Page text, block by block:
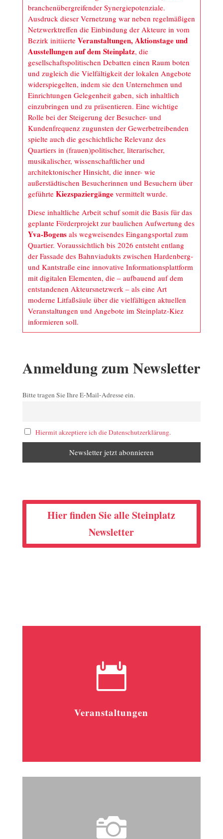
branchenübergreifender Synergiepotenziale.
Ausdruck dieser Vernetzung war neben regelmäßigen
Netzwerktreffen die Einbindung der Akteure in vom
Bezirk initiierte Veranstaltungen, Aktionstage und
Ausstellungen auf dem Steinplatz, die
gesellschaftspolitischen Debatten einen Raum boten
und zugleich die Vielfältigkeit der lokalen Angebote
widerspiegelten, indem sie den Unternehmen und
Einrichtungen Gelegenheit gaben, sich inhaltlich
einzubringen und zu präsentieren. Eine wichtige
Rolle bei der Steigerung der Besucher- und
Kundenfrequenz zugunsten der Gewerbetreibenden
spielte auch die geschichtliche Relevanz des
Quartiers in (frauen)politischer, literarischer,
musikalischer, wissenschaftlicher und
architektonischer Hinsicht, die inner- wie
außerstädtischen Besucherinnen und Besuchern über
geführte Kiezspaziergängevermittelt wurde.
Diese inhaltliche Arbeit schuf somit die Basis für das
geplante Förderprojekt zur baulichen Aufwertung des
Yva-Bogensals wegweisendes Eingangsportal zum
Quartier. Voraussichtlich bis 2026 entsteht entlang
der Fassade des Bahnviadukts zwischen Hardenberg-
und Kantstraße eine innovative Informationsplattform
mit digitalen Elementen, die – aufbauend auf dem
entstandenen Akteursnetzwerk – als eine Art
moderne Litfaßsäule über die vielfältigen aktuellen
Veranstaltungen und Angebote im Steinplatz-Kiez
informieren soll.
Anmeldung zum Newsletter
Bitte tragen Sie Ihre E-Mail-Adresse ein.
Hiermit akzeptiere ich die Datenschutzerklärung.
Hier finden Sie alle Steinplatz
Newsletter

Veranstaltungen
